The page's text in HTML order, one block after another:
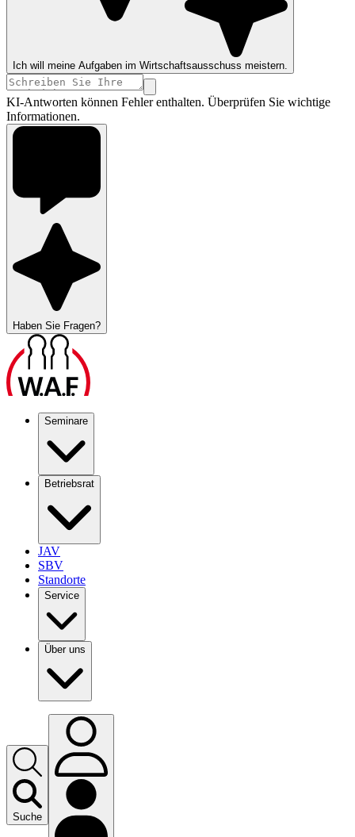
Ich will meine Aufgaben im Wirtschaftsausschuss meistern.
KI-Antworten können Fehler enthalten. Überprüfen Sie wichtige
Informationen.
Haben Sie Fragen?
Seminare
Betriebsrat
JAV
SBV
Standorte
Service
Über uns
Suche